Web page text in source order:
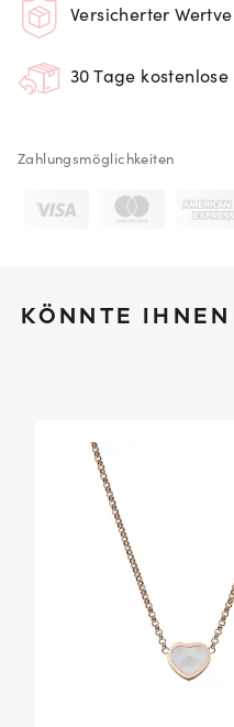
Versicherter
30 Tage kostenlose
Zahlungsmöglichkeiten
KÖNNTE